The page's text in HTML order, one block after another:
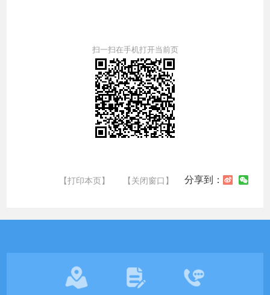
扫一扫在手机打开当前页
【打印本页】 【关闭窗口】 分享到：